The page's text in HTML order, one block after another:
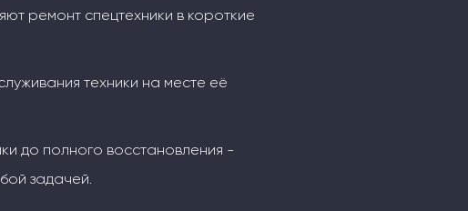
ремонт спецтехники в короткие
техники на месте её
до полного восстановления -
задачей.